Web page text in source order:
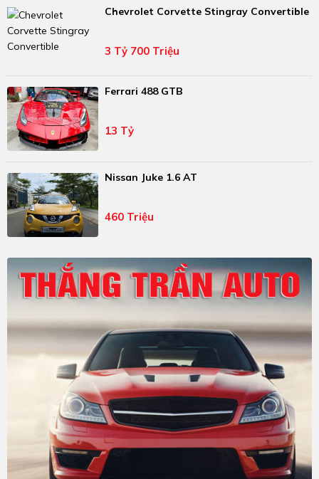
Chevrolet Corvette Stingray Convertible
3 Tỷ 700 Triệu
Ferrari 488 GTB
13 Tỷ
Nissan Juke 1.6 AT
460 Triệu